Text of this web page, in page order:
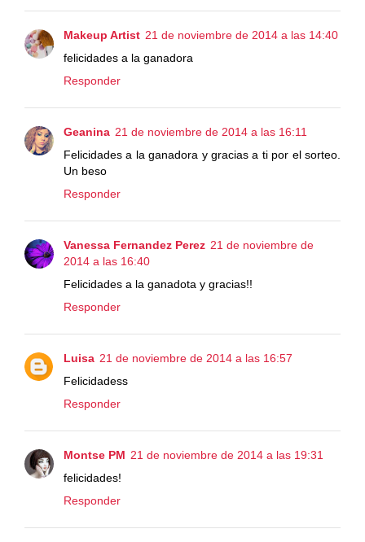
Makeup Artist 21 de noviembre de 2014 a las 14:40
felicidades a la ganadora
Responder
Geanina 21 de noviembre de 2014 a las 16:11
Felicidades a la ganadora y gracias a ti por el sorteo.
Un beso
Responder
Vanessa Fernandez Perez 21 de noviembre de
2014 a las 16:40
Felicidades a la ganadota y gracias!!
Responder
Luisa 21 de noviembre de 2014 a las 16:57
Felicidadess
Responder
Montse PM 21 de noviembre de 2014 a las 19:31
felicidades!
Responder